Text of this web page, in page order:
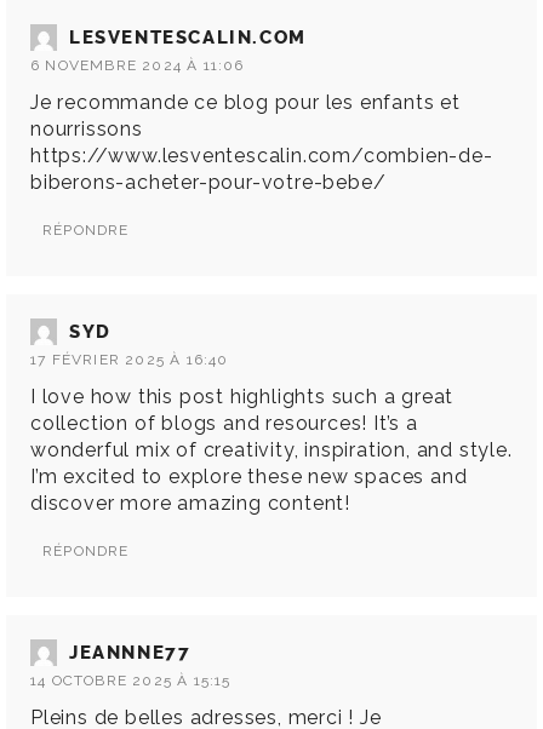
LESVENTESCALIN.COM
6 NOVEMBRE 2024 À 11:06
Je recommande ce blog pour les enfants et
nourrissons
https://www.lesventescalin.com/combien-de-
biberons-acheter-pour-votre-bebe/
RÉPONDRE
SYD
17 FÉVRIER 2025 À 16:40
I love how this post highlights such a great
collection of blogs and resources! It’s a
wonderful mix of creativity, inspiration, and style.
I’m excited to explore these new spaces and
discover more amazing content!
RÉPONDRE
JEANNNE77
14 OCTOBRE 2025 À 15:15
Pleins de belles adresses, merci ! Je